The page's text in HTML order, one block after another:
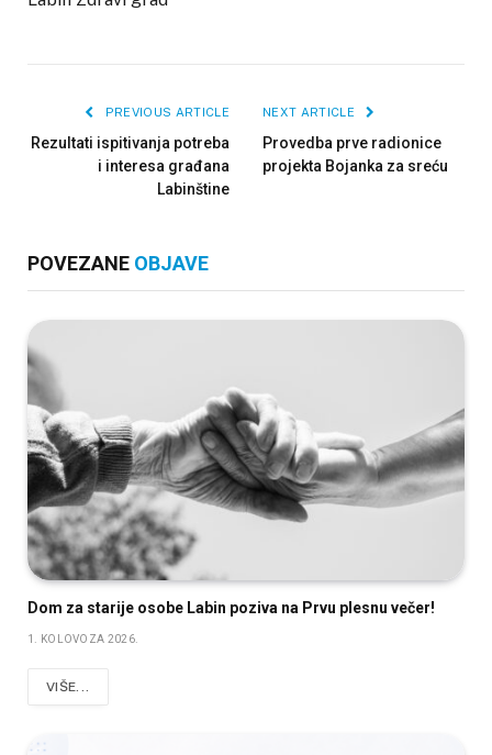
PREVIOUS ARTICLE
Rezultati ispitivanja potreba
i interesa građana
Labinštine
NEXT ARTICLE
Provedba prve radionice
projekta Bojanka za sreću
POVEZANE OBJAVE
Dom za starije osobe Labin poziva na Prvu plesnu večer!
1. KOLOVOZA 2026.
VIŠE...